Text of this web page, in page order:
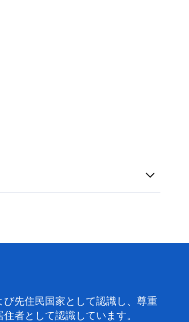
先住民国家として認識し、尊重
者として認識しています。